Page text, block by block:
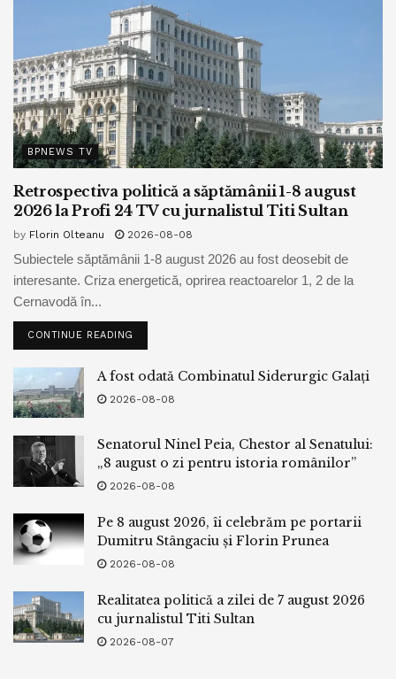
BPNEWS TV
Retrospectiva politică a săptămânii 1-8 august
2026 la Profi 24 TV cu jurnalistul Titi Sultan
by Florin Olteanu 2026-08-08
Subiectele săptămânii 1-8 august 2026 au fost deosebit de
interesante. Criza energetică, oprirea reactoarelor 1, 2 de la
Cernavodă în...
CONTINUE READING
A fost odată Combinatul Siderurgic Galați
2026-08-08
Senatorul Ninel Peia, Chestor al Senatului:
„8 august o zi pentru istoria românilor”
2026-08-08
Pe 8 august 2026, îi celebrăm pe portarii
Dumitru Stângaciu și Florin Prunea
2026-08-08
Realitatea politică a zilei de 7 august 2026
cu jurnalistul Titi Sultan
2026-08-07